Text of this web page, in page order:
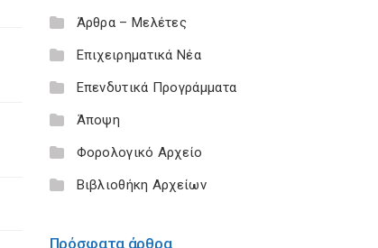
Άρθρα – Μελέτες
Επιχειρηματικά Νέα
Επενδυτικά Προγράμματα
Άποψη
Φορολογικό Αρχείο
Βιβλιοθήκη Αρχείων
Πρόσφατα άρθρα